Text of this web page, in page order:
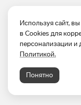
Используя сайт,
в Cookies для
персонализации и
Политикой.
Понятно